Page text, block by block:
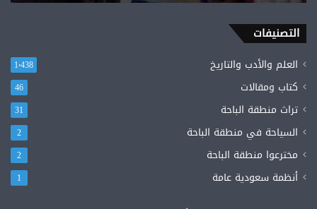
التصنيفات
العلم والأدب والتاريخ 1٬438
كتاب ومقالات 46
تراث منطقة الباحة 31
السياحة في منطقة الباحة 2
مخترعوا منطقة الباحة 2
أنظمة سعودية عامة 1